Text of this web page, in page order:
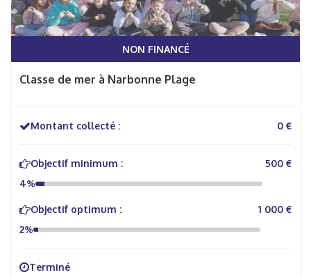
NON FINANCÉ
Classe de mer à Narbonne Plage
Montant collecté : 0 €
Objectif minimum :
500 €
4%
Objectif optimum :
1 000 €
2%
Terminé